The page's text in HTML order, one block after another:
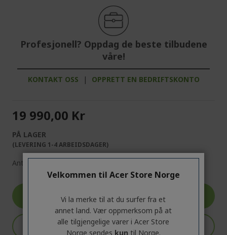
Profesjonell? Oppdag de beste tilbudene
våre!
KONTAKT OSS | OPPRETT EN BEDRIFTSKONTO
19 990,00 Kr
PÅ LAGER
(LEVERING 1-4 ARBEIDSDAGER)
Antall:
Gå til produkt
Legg i handlekurv
Velkommen til Acer Store Norge
Vi la merke til at du surfer fra et
annet land. Vær oppmerksom på at
alle tilgjengelige varer i Acer Store
Norge sendes kun til Norge.